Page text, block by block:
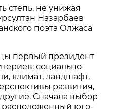
степь, не унижая
Назарбаев
поэта Олжаса
первый президент
социально-
климат, ландшафт,
развития,
Сначала выбор
расположенный юго-